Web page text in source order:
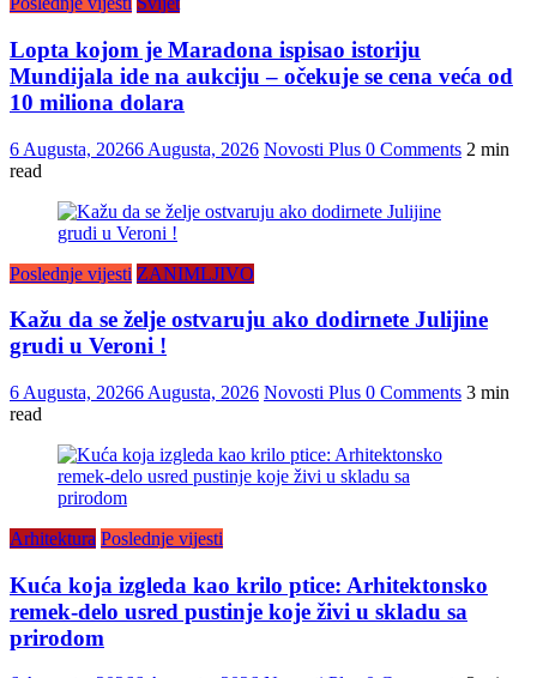
Lopta kojom je Maradona ispisao istoriju
Mundijala ide na aukciju – očekuje se cena veća od
10 miliona dolara
6 Augusta, 20266 Augusta, 2026 Novosti Plus 0 Comments 2 min
read
Poslednje vijesti ZANIMLJIVO
Kažu da se želje ostvaruju ako dodirnete Julijine
grudi u Veroni !
6 Augusta, 20266 Augusta, 2026 Novosti Plus 0 Comments 3 min
read
Arhitektura Poslednje vijesti
Kuća koja izgleda kao krilo ptice: Arhitektonsko
remek-delo usred pustinje koje živi u skladu sa
prirodom